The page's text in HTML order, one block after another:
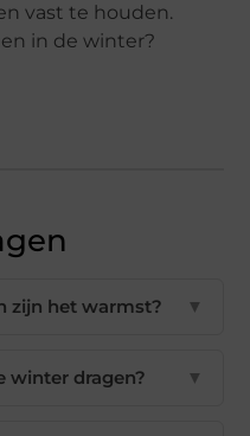
vast te houden.
in de winter?
zijn het warmst? ▼
winter dragen? ▼